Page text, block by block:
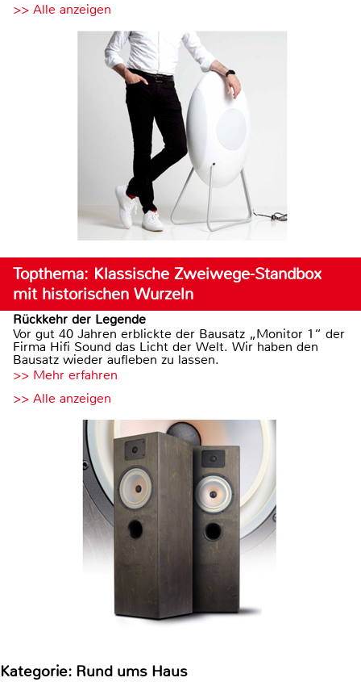
>> Alle anzeigen
Topthema: Klassische Zweiwege-Standbox
mit historischen Wurzeln
Rückkehr der Legende
Vor gut 40 Jahren erblickte der Bausatz „Monitor 1“ der
Firma Hifi Sound das Licht der Welt. Wir haben den
Bausatz wieder aufleben zu lassen.
>> Mehr erfahren
>> Alle anzeigen
Kategorie: Rund ums Haus